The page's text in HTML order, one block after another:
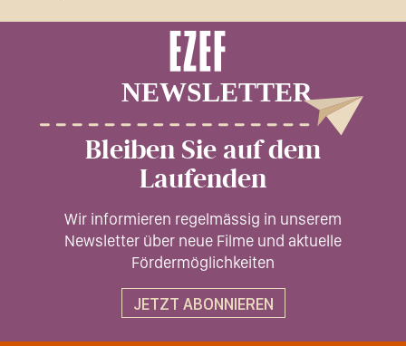
Bleiben Sie auf dem
Laufenden
Wir informieren regelmässig in unserem
Newsletter über neue Filme und aktuelle
Fördermöglichkeiten
JETZT ABONNIEREN